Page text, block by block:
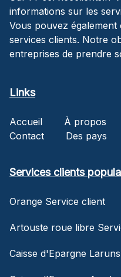
informations sur les
Vous pouvez
services clients. Notre
entreprises de prendre
Links
Accueil À propos
Contact
Des pays
Services clients
Orange Service client
Artouste roue libre
Caisse d'Epargne